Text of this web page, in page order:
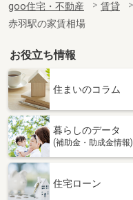
goo住宅・不動産 賃貸
赤羽駅の家賃相場
お役立ち情報
住まいのコラム
暮らしのデータ
(補助金・助成金情報)
住宅ローン